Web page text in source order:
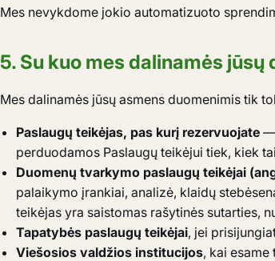
Mes nevykdome jokio automatizuoto
5. Su kuo mes dalinamės jūsų
Mes dalinamės jūsų asmens duomenimis tik
Paslaugų teikėjas, pas kurį rezervuojate —
perduodamos Paslaugų teikėjui tiek, kiek
Duomenų tvarkymo paslaugų teikėjai
palaikymo įrankiai, analizė, klaidų
teikėjas yra saistomas rašytinės sutarties,
Tapatybės paslaugų teikėjai, jei
Viešosios valdžios institucijos, kai